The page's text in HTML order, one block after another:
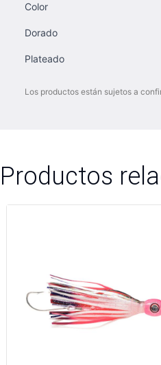
Color
Dorado
Plateado
Los productos están sujetos a
Productos